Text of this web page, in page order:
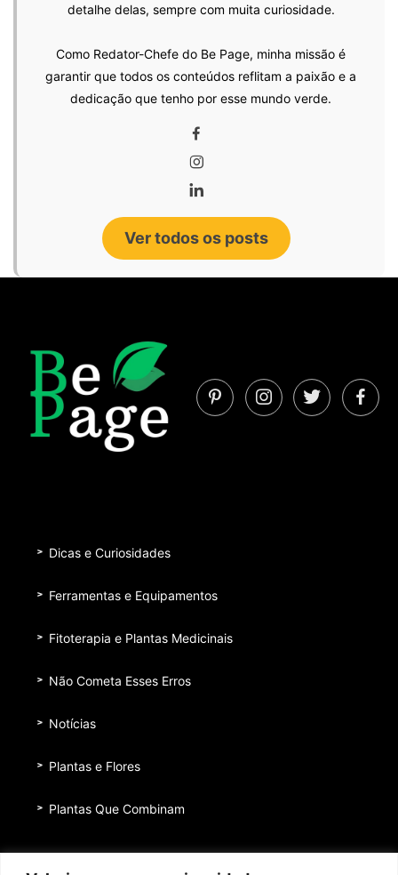
detalhe delas, sempre com muita curiosidade.
Como Redator-Chefe do Be Page, minha missão é
garantir que todos os conteúdos reflitam a paixão e a
dedicação que tenho por esse mundo verde.
Ver todos os posts
Dicas e Curiosidades
Ferramentas e Equipamentos
Fitoterapia e Plantas Medicinais
Não Cometa Esses Erros
Notícias
Plantas e Flores
Plantas Que Combinam